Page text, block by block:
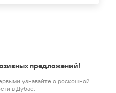
предложений!
узнавайте о роскошной
в Дубае.